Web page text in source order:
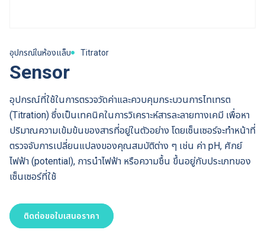
อุปกรณ์ในห้องแล็บ Titrator
Sensor
อุปกรณ์ที่ใช้ในการตรวจวัดค่าและควบคุมกระบวนการไทเทรต
(Titration) ซึ่งเป็นเทคนิคในการวิเคราะห์สารละลายทางเคมี เพื่อหา
ปริมาณความเข้มข้นของสารที่อยู่ในตัวอย่าง โดยเซ็นเซอร์จะทำหน้าที่
ตรวจจับการเปลี่ยนแปลงของคุณสมบัติต่าง ๆ เช่น ค่า pH, ศักย์
ไฟฟ้า (potential), การนำไฟฟ้า หรือความชื้น ขึ้นอยู่กับประเภทของ
เซ็นเซอร์ที่ใช้
ติดต่อขอใบเสนอราคา